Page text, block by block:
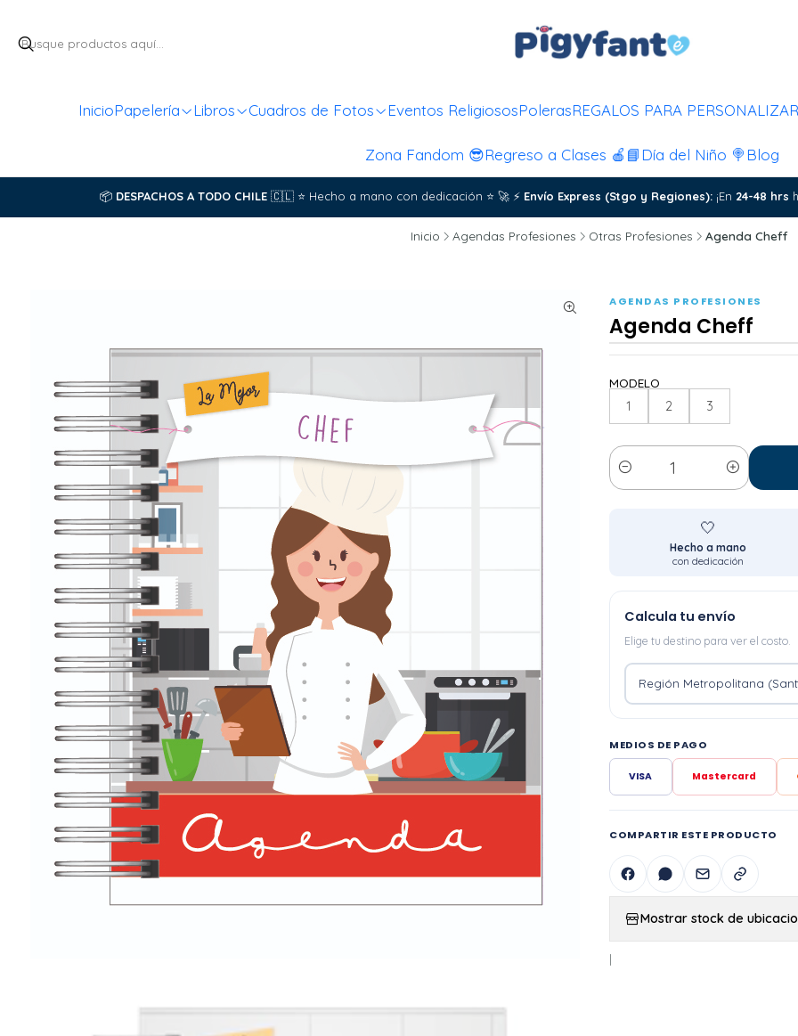
InicioPapelería Libros Cuadros de Fotos Eventos ReligiososPolerasREGALOS PARA PERSONALIZAR
Zona Fandom 😎Regreso a Clases 🍎📘 Día del Niño 🍭 Blog
📦 DESPACHOS A TODO CHILE 🇨🇱 ⭐ Hecho a mano con dedicación ⭐ 🚀 ⚡ Envío Express (Stgo y Regiones): ¡En 24-48 hrs
Inicio Agendas Profesiones Otras Profesiones Agenda Cheff
AGENDAS PROFESIONES
Agenda Cheff
MODELO
1 2 3
Cantidad
🤍
Hecho a mano
con dedicación
Calcula tu envío
Elige tu destino para ver el costo.
MEDIOS DE PAGO
VISA Mastercard
COMPARTIR ESTE PRODUCTO
Mostrar stock de
|